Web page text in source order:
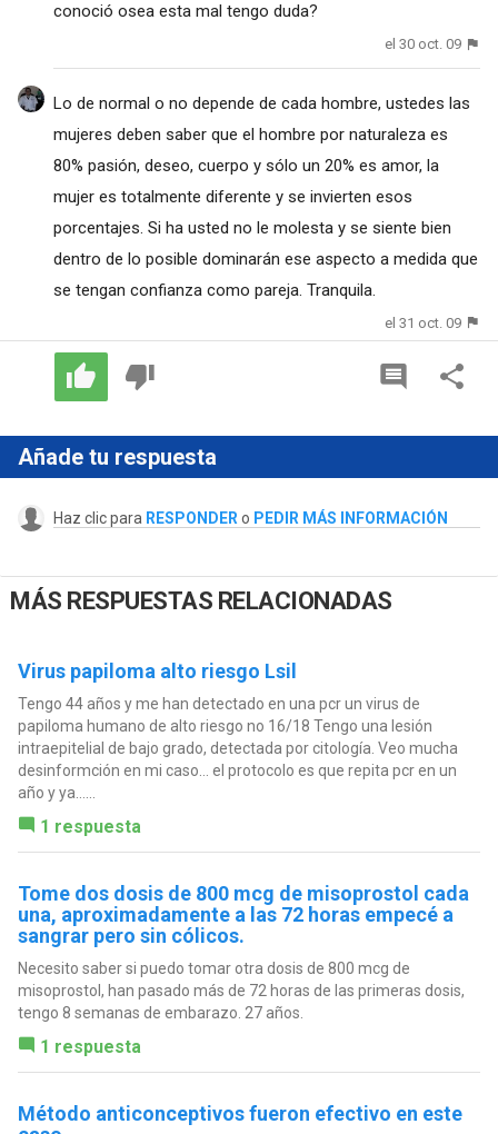
conoció osea esta mal tengo duda?
el 30 oct. 09
Lo de normal o no depende de cada hombre, ustedes las
mujeres deben saber que el hombre por naturaleza es
80% pasión, deseo, cuerpo y sólo un 20% es amor, la
mujer es totalmente diferente y se invierten esos
porcentajes. Si ha usted no le molesta y se siente bien
dentro de lo posible dominarán ese aspecto a medida que
se tengan confianza como pareja. Tranquila.
el 31 oct. 09
Añade tu respuesta
Haz clic para RESPONDER o PEDIR MÁS INFORMACIÓN
MÁS RESPUESTAS RELACIONADAS
Virus papiloma alto riesgo Lsil
Tengo 44 años y me han detectado en una pcr un virus de
papiloma humano de alto riesgo no 16/18 Tengo una lesión
intraepitelial de bajo grado, detectada por citología. Veo mucha
desinformción en mi caso… el protocolo es que repita pcr en un
año y ya…...
1 respuesta
Tome dos dosis de 800 mcg de misoprostol cada
una, aproximadamente a las 72 horas empecé a
sangrar pero sin cólicos.
Necesito saber si puedo tomar otra dosis de 800 mcg de
misoprostol, han pasado más de 72 horas de las primeras dosis,
tengo 8 semanas de embarazo. 27 años.
1 respuesta
Método anticonceptivos fueron efectivo en este